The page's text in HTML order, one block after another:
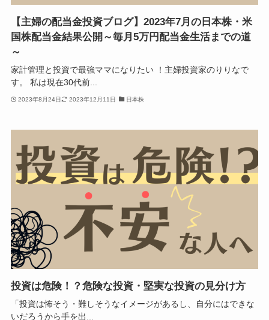
【主婦の配当金投資ブログ】2023年7月の日本株・米
国株配当金結果公開～毎月5万円配当金生活までの道
～
家計管理と投資で最強ママになりたい ！主婦投資家のりりなで
す。 私は現在30代前...
2023年8月24日 2023年12月11日 日本株
投資は危険！？危険な投資・堅実な投資の見分け方
「投資は怖そう・難しそうなイメージがあるし、自分にはできな
いだろうから手を出...